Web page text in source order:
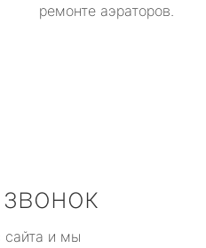
ремонте аэраторов.
сайта и мы